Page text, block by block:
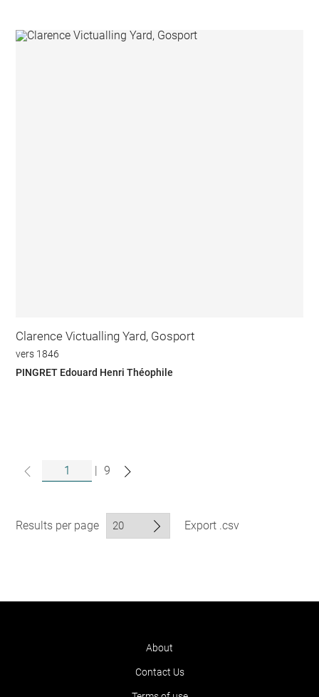
Clarence Victualling Yard, Gosport
vers 1846
PINGRET Edouard Henri Théophile
| 9
Results per page Export .csv
About
Contact Us